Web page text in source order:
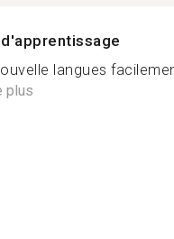
langues
plus